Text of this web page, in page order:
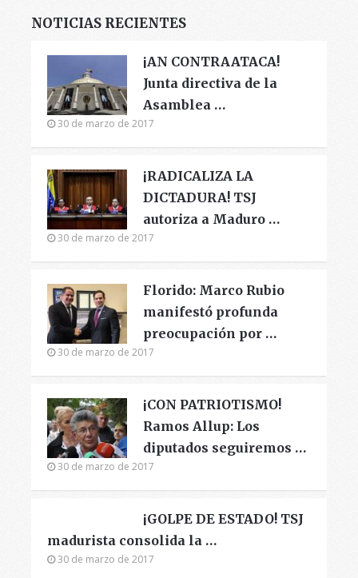
NOTICIAS RECIENTES
¡AN CONTRAATACA!
Junta directiva de la
Asamblea …
30 de marzo de 2017
¡RADICALIZA LA
DICTADURA! TSJ
autoriza a Maduro …
30 de marzo de 2017
Florido: Marco Rubio
manifestó profunda
preocupación por …
30 de marzo de 2017
¡CON PATRIOTISMO!
Ramos Allup: Los
diputados seguiremos …
30 de marzo de 2017
¡GOLPE DE ESTADO! TSJ
madurista consolida la …
30 de marzo de 2017